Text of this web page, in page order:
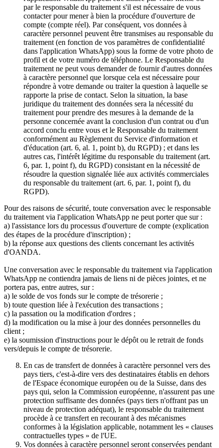
par le responsable du traitement s'il est nécessaire de vous
contacter pour mener à bien la procédure d'ouverture de
compte (compte réel). Par conséquent, vos données à
caractère personnel peuvent être transmises au responsable du
traitement (en fonction de vos paramètres de confidentialité
dans l'application WhatsApp) sous la forme de votre photo de
profil et de votre numéro de téléphone. Le Responsable du
traitement ne peut vous demander de fournir d'autres données
à caractère personnel que lorsque cela est nécessaire pour
répondre à votre demande ou traiter la question à laquelle se
rapporte la prise de contact. Selon la situation, la base
juridique du traitement des données sera la nécessité du
traitement pour prendre des mesures à la demande de la
personne concernée avant la conclusion d'un contrat ou d'un
accord conclu entre vous et le Responsable du traitement
conformément au Règlement du Service d'information et
d'éducation (art. 6, al. 1, point b), du RGPD) ; et dans les
autres cas, l'intérêt légitime du responsable du traitement (art.
6, par. 1, point f), du RGPD) consistant en la nécessité de
résoudre la question signalée liée aux activités commerciales
du responsable du traitement (art. 6, par. 1, point f), du
RGPD).
Pour des raisons de sécurité, toute conversation avec le responsable
du traitement via l'application WhatsApp ne peut porter que sur :
a) l'assistance lors du processus d'ouverture de compte (explication
des étapes de la procédure d'inscription) ;
b) la réponse aux questions des clients concernant les activités
d'OANDA.
Une conversation avec le responsable du traitement via l'application
WhatsApp ne contiendra jamais de liens ni de pièces jointes, et ne
portera pas, entre autres, sur :
a) le solde de vos fonds sur le compte de trésorerie ;
b) toute question liée à l'exécution des transactions ;
c) la passation ou la modification d'ordres ;
d) la modification ou la mise à jour des données personnelles du
client ;
e) la soumission d'instructions pour le dépôt ou le retrait de fonds
vers/depuis le compte de trésorerie.
En cas de transfert de données à caractère personnel vers des
pays tiers, c'est-à-dire vers des destinataires établis en dehors
de l'Espace économique européen ou de la Suisse, dans des
pays qui, selon la Commission européenne, n'assurent pas une
protection suffisante des données (pays tiers n'offrant pas un
niveau de protection adéquat), le responsable du traitement
procède à ce transfert en recourant à des mécanismes
conformes à la législation applicable, notamment les « clauses
contractuelles types » de l'UE.
Vos données à caractère personnel seront conservées pendant